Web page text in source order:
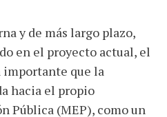
y de más largo plazo,
en el proyecto actual, el
que la
hacia el propio
Pública (MEP), como un